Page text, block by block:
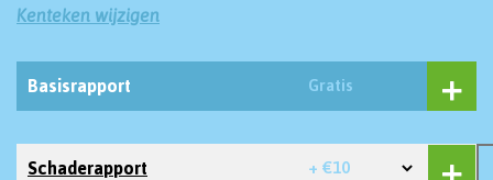
Kenteken wijzigen
Basisrapport Gratis
Schaderapport + €10